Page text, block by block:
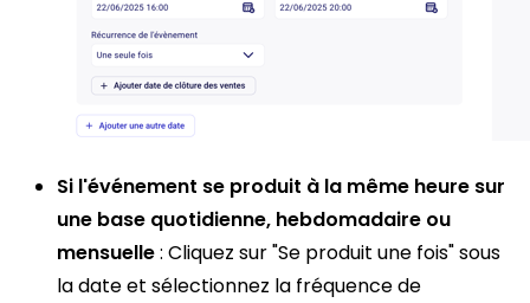
Si l'événement se produit à la même heure sur
une base quotidienne, hebdomadaire ou
mensuelle: Cliquez sur "Se produit une fois" sous
la date et sélectionnez la fréquence de